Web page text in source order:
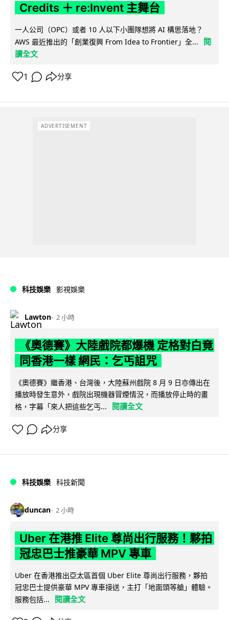
Credits ＋ re:Invent 主舞台
一人公司（OPC）或者 10 人以下小團隊想將 AI 構思落地？
AWS 最近推出的「創業復興 From Idea to Frontier」全...
閱
讀全文
1 分享
ADVERTISEMENT
科技娛樂 影視娛樂
Lawton 2 小時
《奧德賽》大陸戲院都爆機 定格對白竟
同香港一樣 網民：乞丐詛咒
《奧德賽》繼香港、台灣後，大陸蘇州戲院 8 月 9 日亦傳出在
播放時發生意外，戲院出現機器冒煙情況，而播放停止時的畫
格，字幕「來人把這些乞丐...
閱讀全文
分享
科技娛樂 科技新聞
duncan 2 小時
Uber 在港推 Elite 尊尚出行服務！夥拍
冠忠巴士推豪華 MPV 專車
Uber 在香港推出亞太區首個 Uber Elite 尊尚出行服務，夥拍
冠忠巴士提供豪華 MPV 專車接送，主打「地面頭等艙」體驗。
服務包括...
閱讀全文